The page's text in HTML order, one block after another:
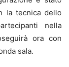
la tecnica dello
nella
ora con
sala.